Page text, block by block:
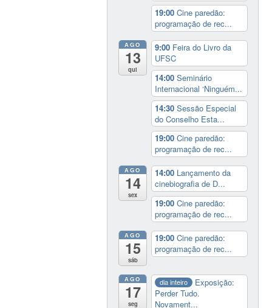
19:00Cine paredão:
programação de rec...
AGO
13
qui
9:00 Feira do Livro da
UFSC
14:00Seminário
Internacional ‘Ninguém...
14:30Sessão Especial
do Conselho Esta...
19:00Cine paredão:
programação de rec...
AGO
14
sex
14:00 Lançamento da
cinebiografia de D...
19:00Cine paredão:
programação de rec...
AGO
15
sáb
19:00Cine paredão:
programação de rec...
AGO
17
seg
dia inteiro
Exposição:
Perder Tudo.
Novament...